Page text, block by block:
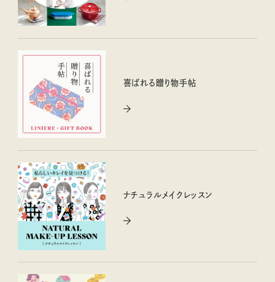
喜ばれる贈り物手帖
ナチュラルメイクレッスン